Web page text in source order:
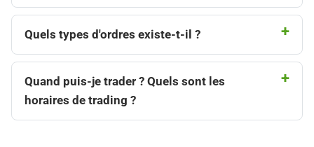
Quels types d'ordres existe-t-il ?
Quand puis-je trader ? Quels sont les
horaires de trading ?